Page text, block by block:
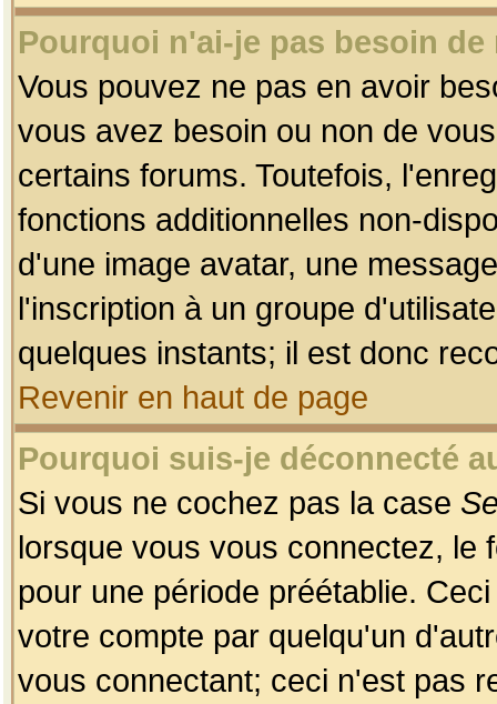
Pourquoi n'ai-je pas besoin
Vous pouvez ne pas en avoir
vous avez besoin ou non de
certains forums. Toutefois,
fonctions additionnelles non-
d'une image avatar, une
l'inscription à un groupe
quelques instants; il est donc
Revenir en haut de page
Pourquoi suis-je déconnecté
Si vous ne cochez pas la case
lorsque vous vous connectez, le
pour une période préétablie.
votre compte par quelqu'un
vous connectant; ceci n'est pas